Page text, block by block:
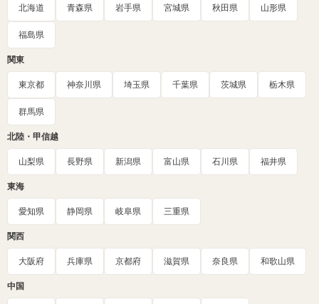
北海道 青森県 岩手県 宮城県 秋田県 山形県
福島県
関東
東京都 神奈川県 埼玉県 千葉県 茨城県 栃木県
群馬県
北陸・甲信越
山梨県 長野県 新潟県 富山県 石川県 福井県
東海
愛知県 静岡県 岐阜県 三重県
関西
大阪府 兵庫県 京都府 滋賀県 奈良県 和歌山県
中国